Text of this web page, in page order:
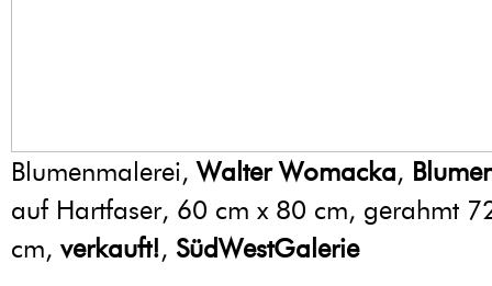
Blumenmalerei,Walter Womacka,
auf Hartfaser, 60 cm x 80 cm, gerahmt
cm, verkauft!, SüdWestGalerie